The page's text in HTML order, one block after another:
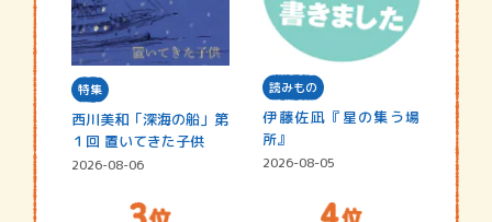
特集
西川美和「深海の船」第
１回 置いてきた子供
2026-08-06
読みもの
伊藤佐凪『星の集う場
所』
2026-08-05